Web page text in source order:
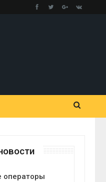
операторы